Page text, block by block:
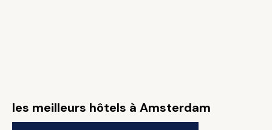
les meilleurs hôtels à Amsterdam